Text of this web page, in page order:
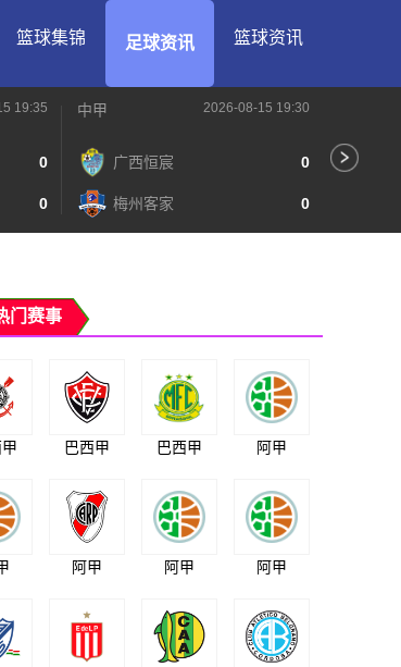
篮球集锦 足球资讯 篮球资讯
19:35
0
0
中甲 2026-08-15 19:30
广西恒宸 0
梅州客家 0
门赛事
巴西甲 巴西甲 阿甲
阿甲 阿甲 阿甲